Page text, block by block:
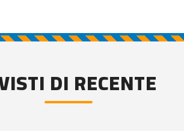
DI RECENTE